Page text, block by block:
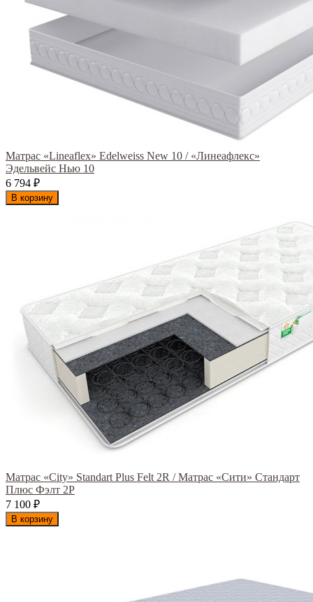
Матрас «Lineaflex» Edelweiss New 10 / «Линеафлекс»
Эдельвейс Нью 10
6 794 ₽
В корзину
Матрас «City» Standart Plus Felt 2R / Матрас «Сити» Стандарт
Плюс Фэлт 2Р
7 100 ₽
В корзину